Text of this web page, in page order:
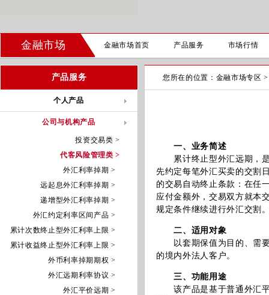
金融市场 金融市场首页 产品服务 市场行情
产品服务
个人产品
公司与机构产品
投资交易类 >
代客风险管理类 >
外汇利率掉期 >
远起息外汇利率掉期 >
递增型外汇利率掉期 >
外汇约定利率区间产品 >
累计次数终止型外汇利率上限 >
累计收益终止型外汇利率上限 >
外币利率掉期期权 >
外汇远期利率协议 >
外汇平价远期 >
您所在的位置： 金融市场专区
一、业务简述
累计终止型外汇远期，是
先约定每笔外汇买卖的交割
的交易自动终止条款：在任
应付金额外，交易双方就本
规定条件继续进行外汇交割
二、适用对象
以套期保值为目的、需要
的境内外法人客户。
三、功能用途
该产品是基于普通外汇平